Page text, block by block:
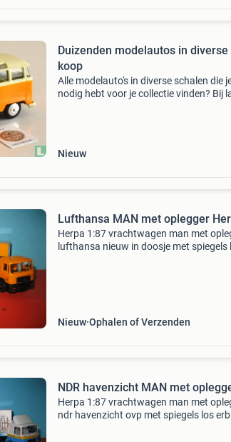
Duizenden modelautos in
koop
Alle modelauto's in diverse schalen die
nodig hebt voor je collectie vinden? Bij
Nieuw
Lufthansa MAN
Herpa 1:87 vrachtwagen man met
lufthansa nieuw in doosje met spiegels
Nieuw Ophalen of Verzenden
Herpa 1:87 vrachtwagen man met
ndr havenzicht ovp met spiegels los